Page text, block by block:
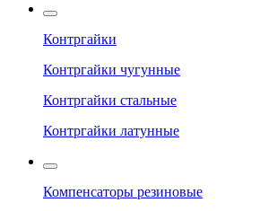
Контргайки
Контргайки чугунные
Контргайки стальные
Контргайки латунные
Компенсаторы резиновые